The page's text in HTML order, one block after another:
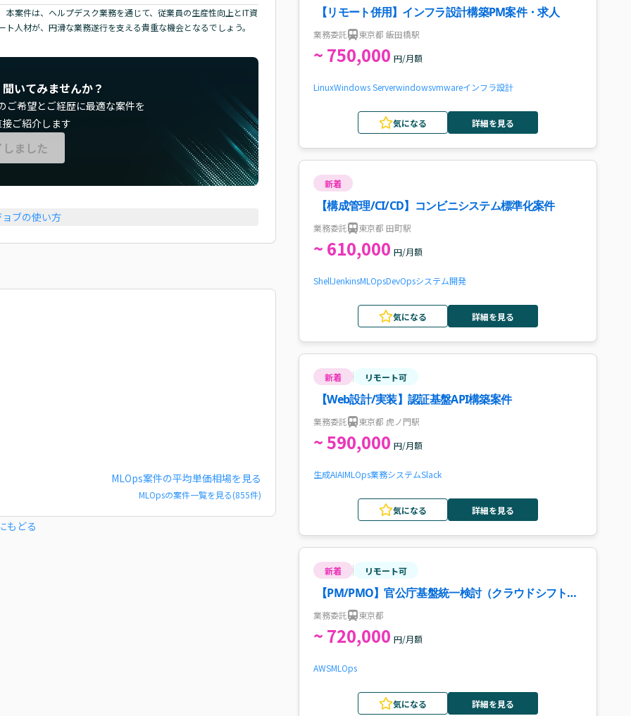
案件は、ヘルプデスク業務を通じて、従業員の生産性向上とIT資
人材が、円滑な業務遂行を支える貴重な機会となるでしょう。
いてみませんか？
ご希望とご経歴に最適な案件を
ご紹介します
ました
ブの使い方
MLOps案件の平均単価相場を見る
MLOpsの案件一覧を見る(855件)
もどる
【リモート併用】インフラ設計構築PM案件・求人
業務委託 東京都 飯田橋駅
~ 750,000 円/月額
LinuxWindows Serverwindowsvmwareインフラ設計
気になる 詳細を見る
新着
【構成管理/CI/CD】コンビニシステム標準化案件
業務委託 東京都 田町駅
~ 610,000 円/月額
ShellJenkinsMLOpsDevOpsシステム開発
気になる 詳細を見る
新着 リモート可
【Web設計/実装】認証基盤API構築案件
業務委託 東京都 虎ノ門駅
~ 590,000 円/月額
生成AIAIMLOps業務システムSlack
気になる 詳細を見る
新着 リモート可
【PM/PMO】官公庁基盤統一検討（クラウドシフト）
プロジェクト案件・求人
業務委託 東京都
~ 720,000 円/月額
AWSMLOps
気になる 詳細を見る